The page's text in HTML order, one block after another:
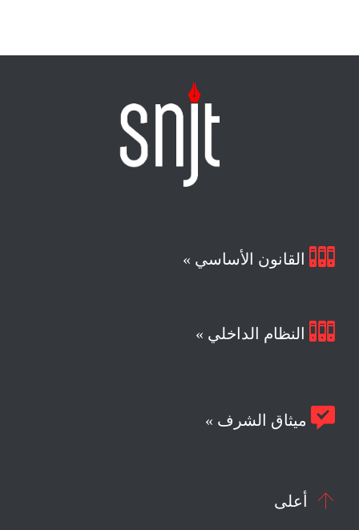
 القانون الأساسي »
 النظام الداخلي »
 ميثاق الشرف »
 أعلى